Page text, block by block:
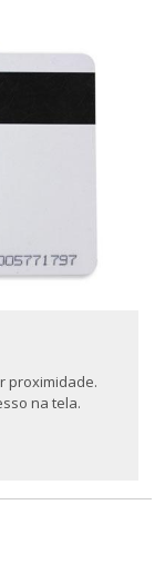
proximidade.
na tela.